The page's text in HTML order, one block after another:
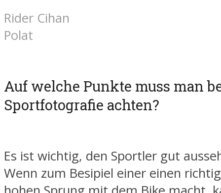
Rider Cihan
Polat
Auf welche Punkte muss man
Sportfotografie achten?
Es ist wichtig, den Sportler gut
Wenn zum Besipiel einer einen